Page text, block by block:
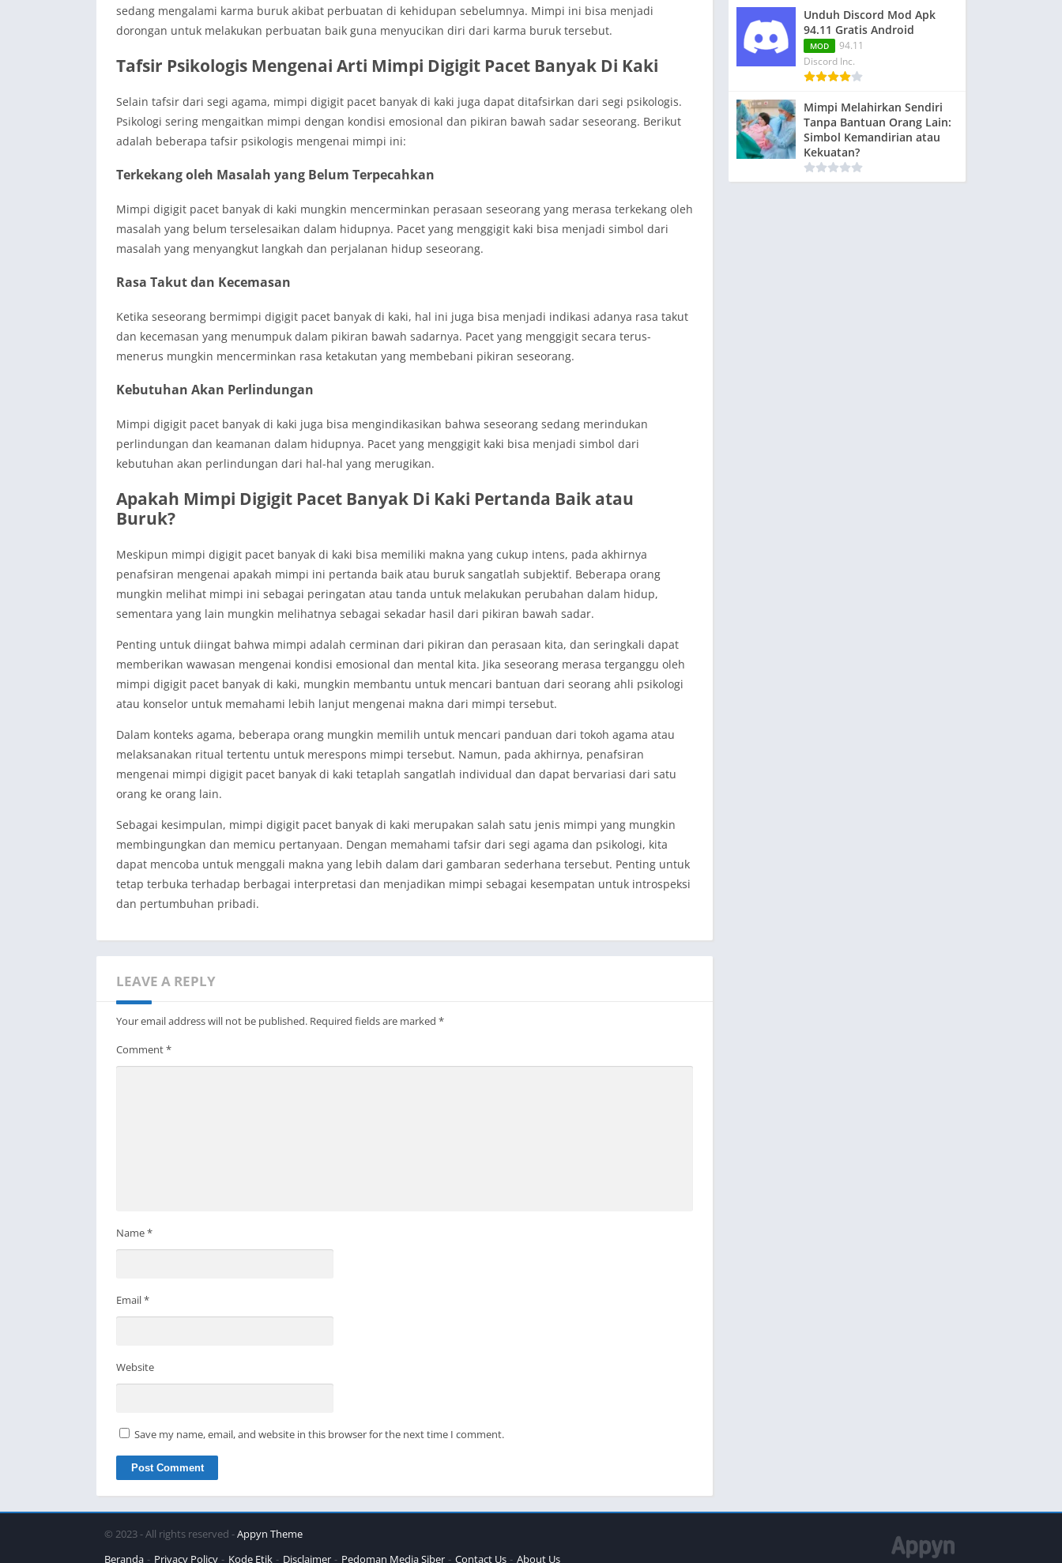
sedang mengalami karma buruk akibat perbuatan di kehidupan sebelumnya. Mimpi ini bisa menjadi
dorongan untuk melakukan perbuatan baik guna menyucikan diri dari karma buruk tersebut.
Tafsir Psikologis Mengenai Arti Mimpi Digigit Pacet Banyak Di Kaki
Selain tafsir dari segi agama, mimpi digigit pacet banyak di kaki juga dapat ditafsirkan dari segi psikologis.
Psikologi sering mengaitkan mimpi dengan kondisi emosional dan pikiran bawah sadar seseorang. Berikut
adalah beberapa tafsir psikologis mengenai mimpi ini:
Terkekang oleh Masalah yang Belum Terpecahkan
Mimpi digigit pacet banyak di kaki mungkin mencerminkan perasaan seseorang yang merasa terkekang oleh
masalah yang belum terselesaikan dalam hidupnya. Pacet yang menggigit kaki bisa menjadi simbol dari
masalah yang menyangkut langkah dan perjalanan hidup seseorang.
Rasa Takut dan Kecemasan
Ketika seseorang bermimpi digigit pacet banyak di kaki, hal ini juga bisa menjadi indikasi adanya rasa takut
dan kecemasan yang menumpuk dalam pikiran bawah sadarnya. Pacet yang menggigit secara terus-
menerus mungkin mencerminkan rasa ketakutan yang membebani pikiran seseorang.
Kebutuhan Akan Perlindungan
Mimpi digigit pacet banyak di kaki juga bisa mengindikasikan bahwa seseorang sedang merindukan
perlindungan dan keamanan dalam hidupnya. Pacet yang menggigit kaki bisa menjadi simbol dari
kebutuhan akan perlindungan dari hal-hal yang merugikan.
Apakah Mimpi Digigit Pacet Banyak Di Kaki Pertanda Baik atau
Buruk?
Meskipun mimpi digigit pacet banyak di kaki bisa memiliki makna yang cukup intens, pada akhirnya
penafsiran mengenai apakah mimpi ini pertanda baik atau buruk sangatlah subjektif. Beberapa orang
mungkin melihat mimpi ini sebagai peringatan atau tanda untuk melakukan perubahan dalam hidup,
sementara yang lain mungkin melihatnya sebagai sekadar hasil dari pikiran bawah sadar.
Penting untuk diingat bahwa mimpi adalah cerminan dari pikiran dan perasaan kita, dan seringkali dapat
memberikan wawasan mengenai kondisi emosional dan mental kita. Jika seseorang merasa terganggu oleh
mimpi digigit pacet banyak di kaki, mungkin membantu untuk mencari bantuan dari seorang ahli psikologi
atau konselor untuk memahami lebih lanjut mengenai makna dari mimpi tersebut.
Dalam konteks agama, beberapa orang mungkin memilih untuk mencari panduan dari tokoh agama atau
melaksanakan ritual tertentu untuk merespons mimpi tersebut. Namun, pada akhirnya, penafsiran
mengenai mimpi digigit pacet banyak di kaki tetaplah sangatlah individual dan dapat bervariasi dari satu
orang ke orang lain.
Sebagai kesimpulan, mimpi digigit pacet banyak di kaki merupakan salah satu jenis mimpi yang mungkin
membingungkan dan memicu pertanyaan. Dengan memahami tafsir dari segi agama dan psikologi, kita
dapat mencoba untuk menggali makna yang lebih dalam dari gambaran sederhana tersebut. Penting untuk
tetap terbuka terhadap berbagai interpretasi dan menjadikan mimpi sebagai kesempatan untuk introspeksi
dan pertumbuhan pribadi.
LEAVE A REPLY
Your email address will not be published. Required fields are marked *
Comment*
Name*
Email*
Website
Save my name, email, and website in this browser for the next time I comment.
Unduh Discord Mod Apk
94.11 Gratis Android
MOD
94.11
Discord Inc.
Mimpi Melahirkan Sendiri
Tanpa Bantuan Orang Lain:
Simbol Kemandirian atau
Kekuatan?
© 2023 - All rights reserved -Appyn Theme
Beranda
Privacy Policy Kode Etik Disclaimer Pedoman Media Siber Contact Us About Us